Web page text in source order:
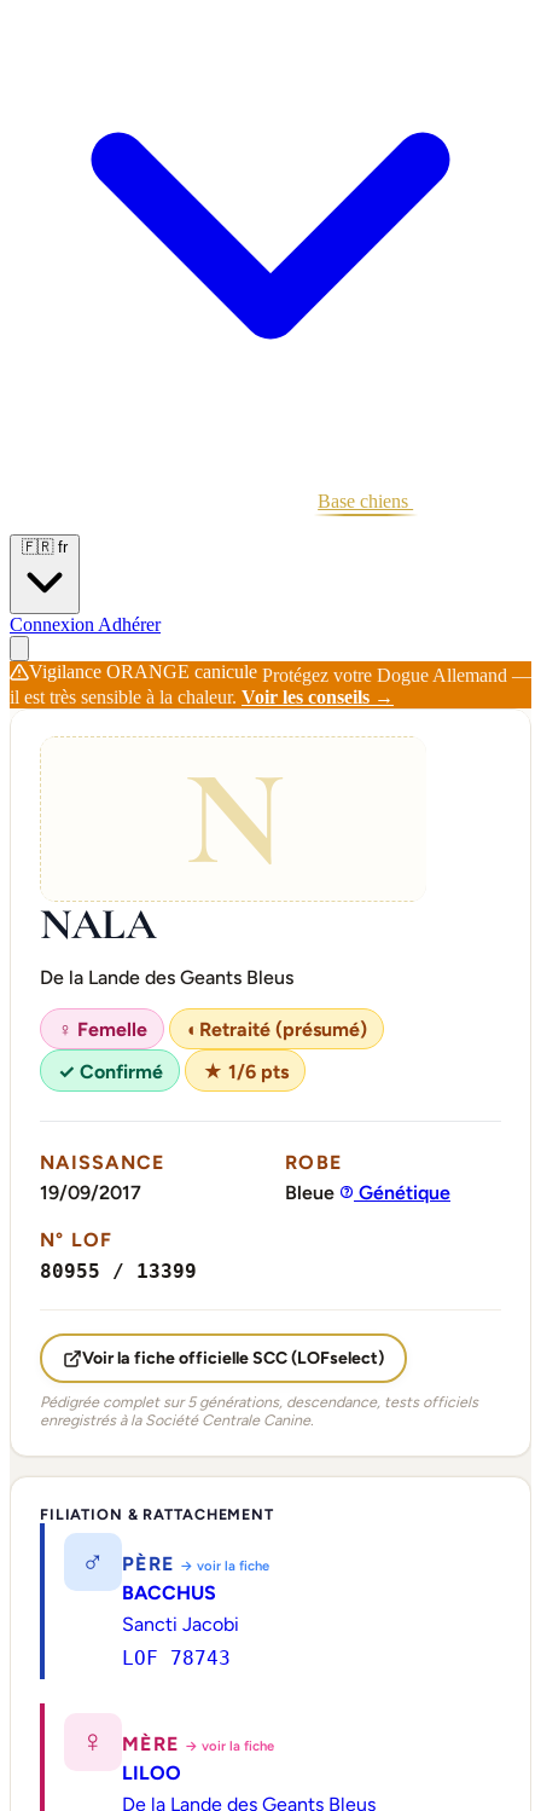
Base chiens
🇫🇷 fr
Connexion Adhérer
Vigilance ORANGE canicule Protégez votre Dogue Allemand —
il est très sensible à la chaleur. Voir les conseils →
N
NALA
De la Lande des Geants Bleus
♀ Femelle ◐ Retraité (présumé)
✓ Confirmé
★ 1/6 pts
NAISSANCE
19/09/2017
ROBE
Bleue
Génétique
N° LOF
80955 / 13399
Voir la fiche officielle SCC (LOFselect)
Pédigrée complet sur 5 générations, descendance, tests officiels
enregistrés à la Société Centrale Canine.
FILIATION & RATTACHEMENT
♂ PÈRE → voir la fiche
BACCHUS
Sancti Jacobi
LOF 78743
♀ MÈRE → voir la fiche
LILOO
De la Lande des Geants Bleus